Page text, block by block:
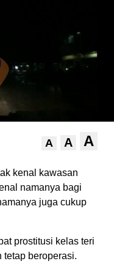
A A A
kenal kawasan
namanya bagi
juga cukup
prostitusi kelas teri
tetap beroperasi.